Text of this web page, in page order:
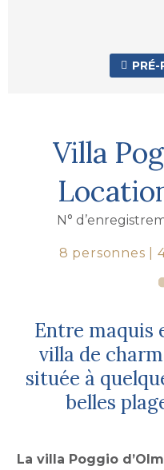
 PRÉ-
Villa
N°
8 personnes |
Entre maquis
villa de
située à
belles
La villa Poggio